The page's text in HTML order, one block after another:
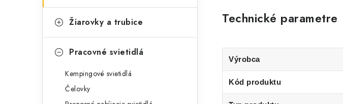
Žiarovky a trubice
Pracovné svietidlá
Kempingové svietidlá
Čelovky
Technické parametre
Výrobca
Kód produktu